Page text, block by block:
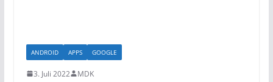
ANDROID APPS GOOGLE
3. Juli 2022 MDK